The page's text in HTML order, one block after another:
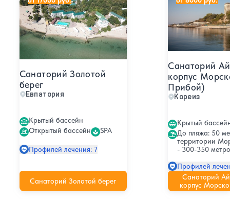
Санаторий Золотой
берег
Евпатория
Крытый бассейн
Открытый бассейн
SPA
Профилей лечения: 7
Санаторий Золотой берег
Санаторий
корпус
Прибой)
Кореиз
Крытый
До пляжа: 50
территории
- 300-350
Профилей
Санаторий
корпус